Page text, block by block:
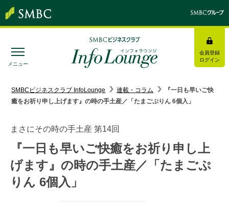
メニュー
会員登録
ログイン
みんなの研修
トピックス＆インフォメーション
SMBCビジネスクラブ InfoLounge 連載・コラム
『一日も早いご快
癒をお祈り申し上げます』の時の手土産／「たまごぷりん 6個入」
まさにその時の手土産 第14回
『一日も早いご快癒をお祈り申し上
げます』の時の手土産／「たまごぷ
りん 6個入」